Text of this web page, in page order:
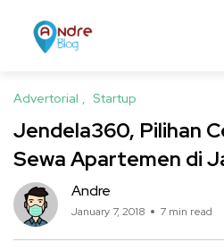
Advertorial Startup
Jendela360, Pilihan
Sewa Apartemen di
Andre
January 7, 2018 7 min read